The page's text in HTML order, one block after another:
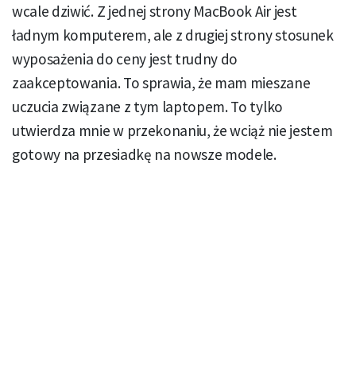
wcale dziwić. Z jednej strony MacBook Air jest
ładnym komputerem, ale z drugiej strony stosunek
wyposażenia do ceny jest trudny do
zaakceptowania. To sprawia, że mam mieszane
uczucia związane z tym laptopem. To tylko
utwierdza mnie w przekonaniu, że wciąż nie jestem
gotowy na przesiadkę na nowsze modele.